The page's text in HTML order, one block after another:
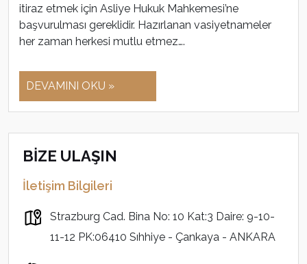
itiraz etmek için Asliye Hukuk Mahkemesi’ne
başvurulması gereklidir. Hazırlanan vasiyetnameler
her zaman herkesi mutlu etmez….
DEVAMINI OKU »
BİZE ULAŞIN
İletişim Bilgileri
Strazburg Cad. Bina No: 10 Kat:3 Daire: 9-10-
11-12 PK:06410 Sıhhiye - Çankaya - ANKARA